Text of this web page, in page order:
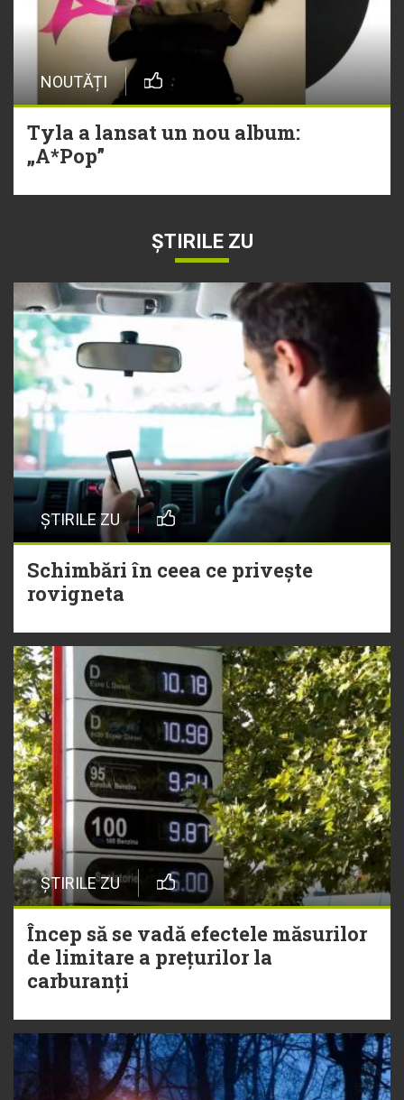
NOUTĂȚI
Tyla a lansat un nou album:
„A*Pop”
ȘTIRILE ZU
ȘTIRILE ZU
Schimbări în ceea ce privește
rovigneta
ȘTIRILE ZU
Încep să se vadă efectele măsurilor
de limitare a prețurilor la
carburanți